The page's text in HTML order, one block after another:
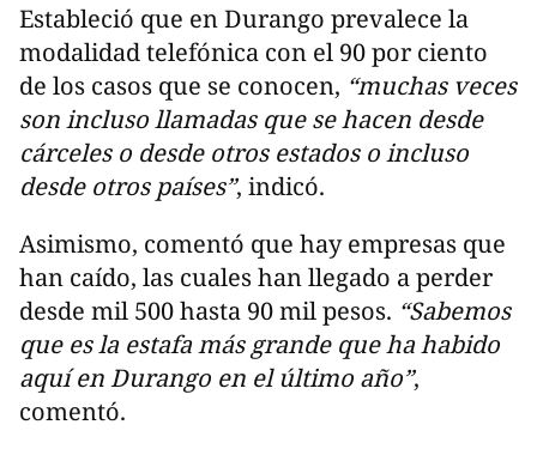
Estableció que en Durango prevalece la
modalidad telefónica con el 90 por ciento
de los casos que se conocen, “muchas veces
son incluso llamadas que se hacen desde
cárceles o desde otros estados o incluso
desde otros países”, indicó.
Asimismo, comentó que hay empresas que
han caído, las cuales han llegado a perder
desde mil 500 hasta 90 mil pesos. “Sabemos
que es la estafa más grande que ha habido
aquí en Durango en el último año”,
comentó.